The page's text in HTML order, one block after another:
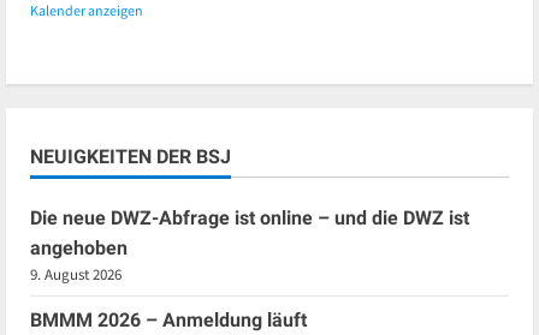
Kalender anzeigen
NEUIGKEITEN DER BSJ
Die neue DWZ-Abfrage ist online – und die DWZ ist
angehoben
9. August 2026
BMMM 2026 – Anmeldung läuft